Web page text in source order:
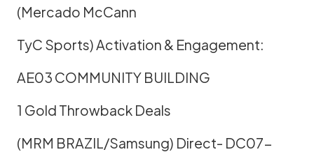
(Mercado McCann
TyC Sports) Activation & Engagement:
AE03 COMMUNITY BUILDING
1 Gold Throwback Deals
(MRM BRAZIL/Samsung) Direct- DC07-